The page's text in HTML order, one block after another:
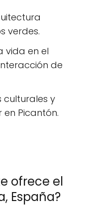
verdes.
vida en el
de
culturales y
Picantón.
ofrece el
España?